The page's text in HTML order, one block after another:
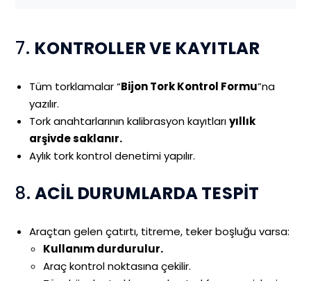
7. KONTROLLER VE KAYITLAR
Tüm torklamalar “Bijon Tork Kontrol Formu”na
yazılır.
Tork anahtarlarının kalibrasyon kayıtlarıyıllık
arşivde saklanır.
Aylık tork kontrol denetimi yapılır.
8. ACİL DURUMLARDA TESPİT
Araçtan gelen çatırtı, titreme, teker boşluğu varsa:
Kullanım durdurulur.
Araç kontrol noktasına çekilir.